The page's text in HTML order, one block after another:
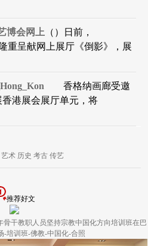
博会网上 （）日前，
重呈献网上展厅《倒影》，展
香格纳画廊受邀
港展会展厅单元，将
艺术 历史 考古 传艺
推荐好文
干教职人员坚持宗教中国化方向培训班在巴
-培训班-佛教-中国化-合照